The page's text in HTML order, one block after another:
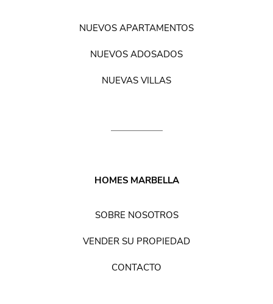
NUEVOS APARTAMENTOS
NUEVOS ADOSADOS
NUEVAS VILLAS
HOMES MARBELLA
SOBRE NOSOTROS
VENDER SU PROPIEDAD
CONTACTO